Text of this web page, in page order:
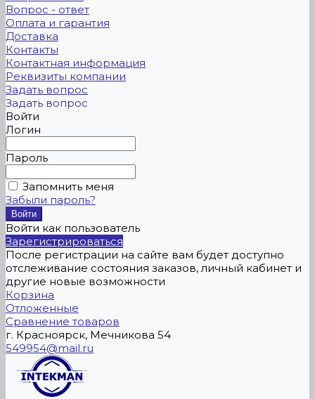
Вопрос - ответ
Оплата и гарантия
Доставка
Контакты
Контактная информация
Реквизиты компании
Задать вопрос
Задать вопрос
Войти
Логин
Пароль
Запомнить меня
Забыли пароль?
Войти как пользователь
Зарегистрироваться
После регистрации на сайте вам будет доступно
отслеживание состояния заказов, личный кабинет и
другие новые возможности
Корзина
Отложенные
Сравнение товаров
г. Красноярск, Мечникова 54
549954@mail.ru